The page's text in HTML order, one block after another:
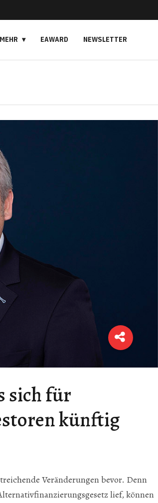
MEHR EAWARD NEWSLETTER
sich für
künftig
Veränderungen bevor. Denn
lief, können